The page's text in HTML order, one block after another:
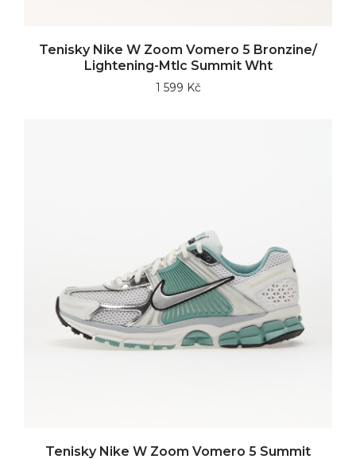
Tenisky Nike W Zoom Vomero 5 Bronzine/
Lightening-Mtlc Summit Wht
1 599 Kč
Tenisky Nike W Zoom Vomero 5 Summit